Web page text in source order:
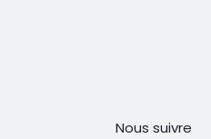
Nous suivre